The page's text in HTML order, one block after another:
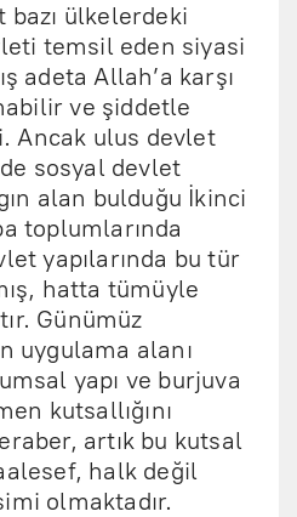
bazı ülkelerdeki
temsil eden siyasi
adeta Allah’a karşı
ve şiddetle
Ancak ulus devlet
sosyal devlet
alan bulduğu İkinci
toplumlarında
yapılarında bu tür
hatta tümüyle
Günümüz
uygulama alanı
yapı ve burjuva
kutsallığını
artık bu kutsal
halk değil
olmaktadır.